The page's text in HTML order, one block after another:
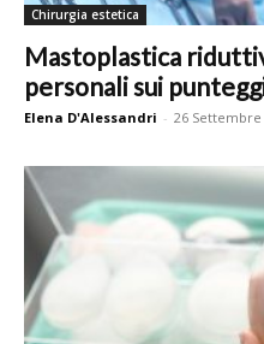
Chirurgia estetica
Mastoplastica
personali sui
Elena D'Alessandri - 26 Settembre